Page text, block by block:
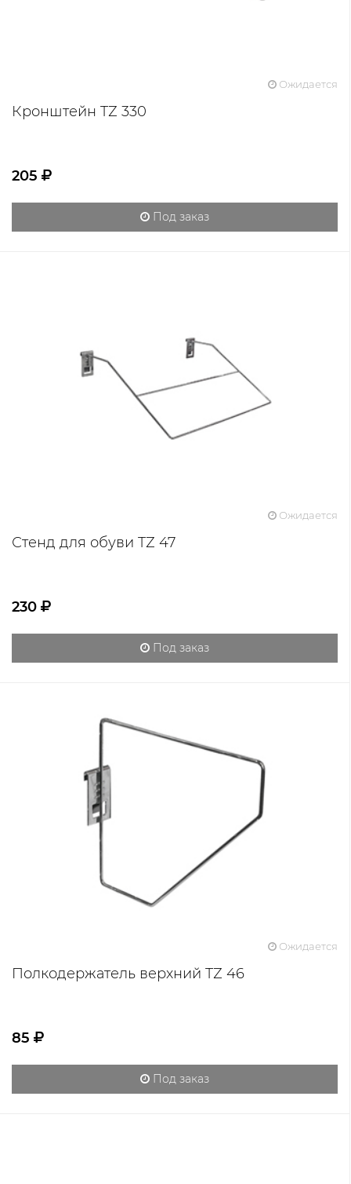
Ожидается
Кронштейн TZ 330
205
Под заказ
Ожидается
Стенд для обуви TZ 47
230
Под заказ
Ожидается
Полкодержатель верхний TZ 46
85
Под заказ